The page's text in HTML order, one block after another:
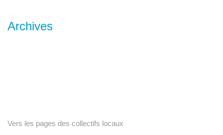
Archives
Vers les pages des collectifs locaux